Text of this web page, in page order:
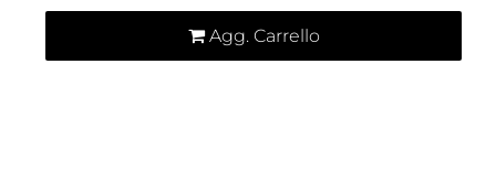
Agg. Carrello